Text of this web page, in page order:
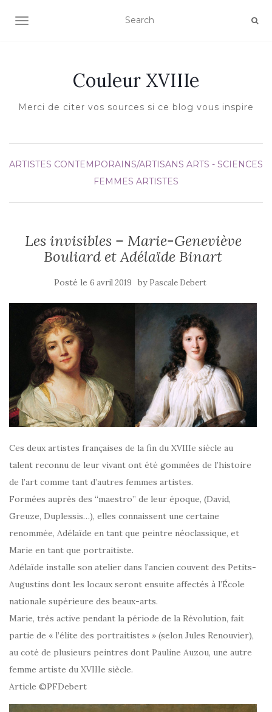
AFFICHER/MASQUER LA NAVIGATION
Couleur XVIIIe
Merci de citer vos sources si ce blog vous inspire
ARTISTES CONTEMPORAINS/ARTISANS ARTS - SCIENCES
FEMMES ARTISTES
Les invisibles – Marie-Geneviève
Bouliard et Adélaïde Binart
Posté le 6 avril 2019 by Pascale Debert
Ces deux artistes françaises de la fin du XVIIIe siècle au
talent reconnu de leur vivant ont été gommées de l’histoire
de l’art comme tant d’autres femmes artistes.
Formées auprès des “maestro” de leur époque, (David,
Greuze, Duplessis…), elles connaissent une certaine
renommée, Adélaïde en tant que peintre néoclassique, et
Marie en tant que portraitiste.
Adélaïde installe son atelier dans l’ancien couvent des Petits-
Augustins dont les locaux seront ensuite affectés à l’École
nationale supérieure des beaux-arts.
Marie, très active pendant la période de la Révolution, fait
partie de « l’élite des portraitistes » (selon Jules Renouvier),
au coté de plusieurs peintres dont Pauline Auzou, une autre
femme artiste du XVIIIe siècle.
Article ©PFDebert